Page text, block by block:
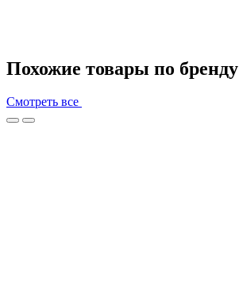
Похожие товары по бренду
Смотреть все